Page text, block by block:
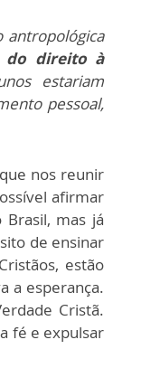
antropológica
do direito à
estariam
pessoal,
nos reunir
afirmar
mas já
de ensinar
estão
a esperança.
Cristã.
fé e expulsar